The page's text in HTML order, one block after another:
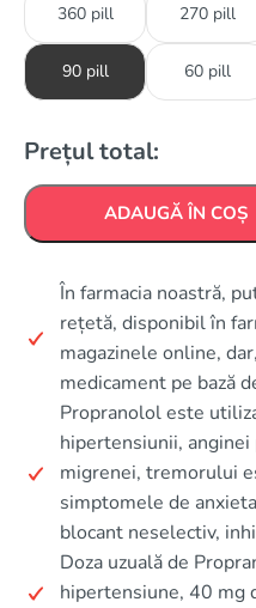
360 pill 270 pill
90 pill 60 pill
Prețul total:
ADAUGĂ ÎN COȘ
În farmacia noastră,
rețetă, disponibil în
magazinele online,
medicament pe bază
Propranolol este
hipertensiunii,
migrenei, tremorului
simptomele de
blocant neselectiv,
Doza uzuală de
hipertensiune, 40 mg